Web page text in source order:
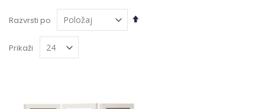
Razvrsti po
Nastavi
Prikaži